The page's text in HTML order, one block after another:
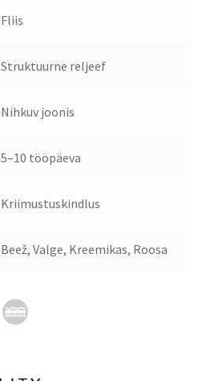
Fliis
Struktuurne reljeef
Nihkuv joonis
5–10 tööpäeva
Kriimustuskindlus
Beež, Valge, Kreemikas, Roosa